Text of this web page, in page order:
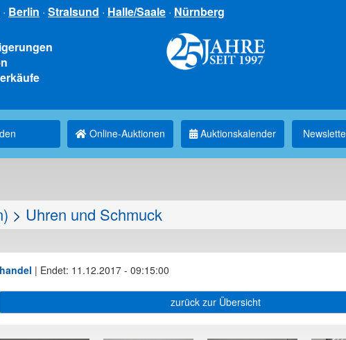
· Berlin · Stralsund · Halle/Saale · Nürnberg
Online-Auktionen Auktionskalender
> Uhren und Schmuck
| Endet: 11.12.2017 - 09:15:00
zurück zur Übersicht